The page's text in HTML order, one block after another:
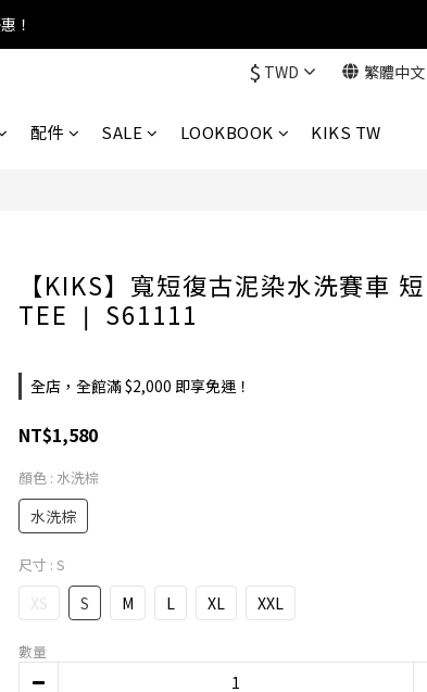
！
$ TWD 繁體中文
配件 SALE LOOKBOOK KIKS TW
【KIKS】寬短復古泥染水洗賽車 短
TEE ❘ S61111
全店，全館滿 $2,000 即享免運！
NT$1,580
顏色 : 水洗棕
水洗棕
尺寸 : S
XS S M L XL XXL
數量